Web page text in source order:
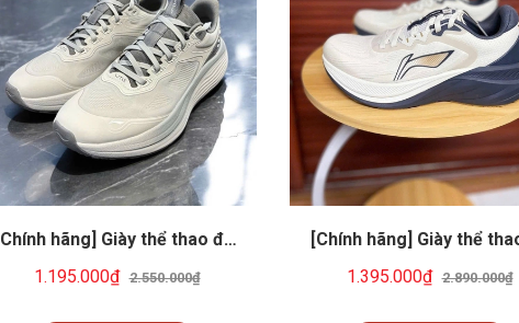
Chính hãng] Giày thể thao đa
pickerball... Li-ning AGLV091-9
1.195.000₫ 2.550.000₫
[Chính hãng] Giày thể
pickeball... Li-ning
1.395.000₫ 2.890.000₫